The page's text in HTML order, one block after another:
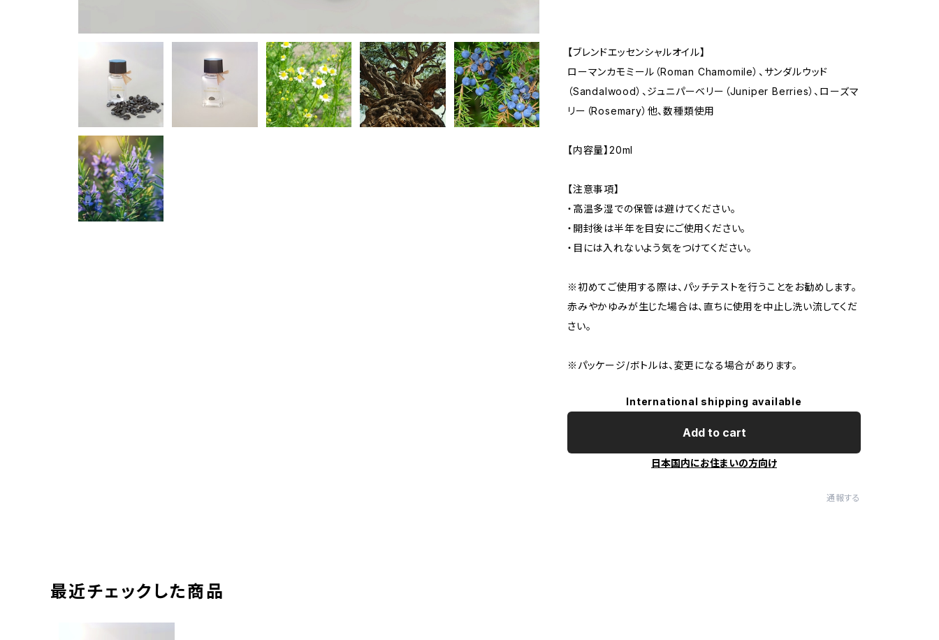
【ブレンドエッセンシャルオイル】
ローマンカモミール（Roman Chamomile）、サンダルウッド
（Sandalwood）、ジュニパーベリー（Juniper Berries）、ローズマ
リー（Rosemary）他、数種類使用
【内容量】20ml
【注意事項】
・高温多湿での保管は避けてください。
・開封後は半年を目安にご使用ください。
・目には入れないよう気をつけてください。
※初めてご使用する際は、パッチテストを行うことをお勧めします。
赤みやかゆみが生じた場合は、直ちに使用を中止し洗い流してくだ
さい。
※パッケージ/ボトルは、変更になる場合があります。
International shipping available
Add to cart
日本国内にお住まいの方向け
通報する
最近チェックした商品